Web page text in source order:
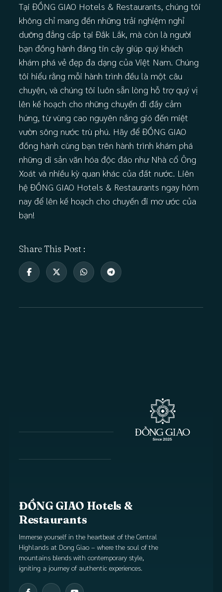
Tại ĐỒNG GIAO Hotels & Restaurants, chúng tôi
không chỉ mang đến những trải nghiệm nghỉ
dưỡng đẳng cấp tại Đắk Lắk, mà còn là người
bạn đồng hành đáng tin cậy giúp quý khách
khám phá vẻ đẹp đa dạng của Việt Nam. Chúng
tôi hiểu rằng mỗi hành trình đều là một câu
chuyện, và chúng tôi luôn sẵn lòng hỗ trợ quý vị
lên kế hoạch cho những chuyến đi đầy cảm
hứng, từ vùng cao nguyên nắng gió đến miệt
vườn sông nước trù phú. Hãy để ĐỒNG GIAO
đồng hành cùng bạn trên hành trình khám phá
những di sản văn hóa độc đáo như Nhà cổ Ông
Xoát và nhiều kỳ quan khác của đất nước. Liên
hệ ĐỒNG GIAO Hotels & Restaurants ngay hôm
nay để lên kế hoạch cho chuyến đi mơ ước của
bạn!
Share This Post :
ĐỒNG GIAO Hotels &
Restaurants
Immerse yourself in the heartbeat of the Central
Highlands at Dong Giao – where the soul of the
mountains blends with contemporary style,
igniting a journey of authentic experiences.